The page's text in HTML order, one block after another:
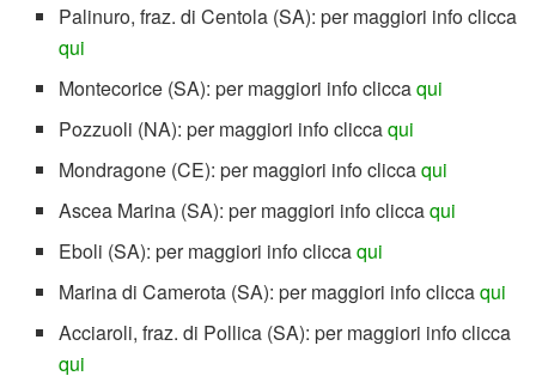
Palinuro, fraz. di Centola (SA): per maggiori info clicca
qui
Montecorice (SA): per maggiori info cliccaqui
Pozzuoli (NA): per maggiori info cliccaqui
Mondragone (CE): per maggiori info cliccaqui
Ascea Marina (SA): per maggiori info cliccaqui
Eboli (SA): per maggiori info cliccaqui
Marina di Camerota (SA): per maggiori info cliccaqui
Acciaroli, fraz. di Pollica (SA): per maggiori info clicca
qui